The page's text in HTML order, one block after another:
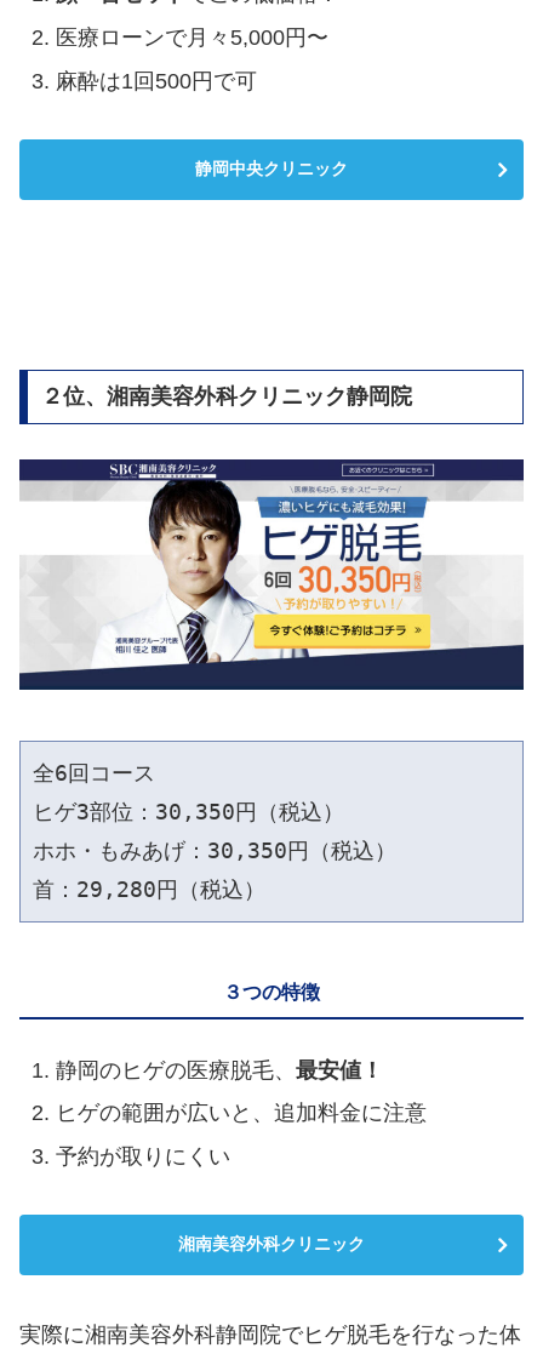
医療ローンで月々5,000円〜
麻酔は1回500円で可
静岡中央クリニック
２位、湘南美容外科クリニック静岡院
全6回コース
ヒゲ3部位：30,350円（税込）
ホホ・もみあげ：30,350円（税込）
３つの特徴
静岡のヒゲの医療脱毛、 最安値！
ヒゲの範囲が広いと、追加料金に注意
予約が取りにくい
湘南美容外科クリニック
実際に湘南美容外科静岡院でヒゲ脱毛を行なった体